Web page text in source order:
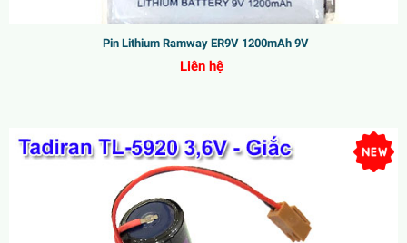
Pin Lithium Ramway ER9V 1200mAh 9V
Liên hệ